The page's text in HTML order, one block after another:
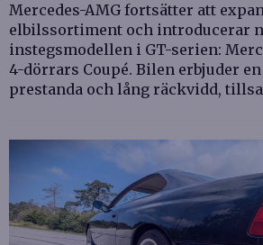
Mercedes-AMG fortsätter att
elbilssortiment och introducerar
instegsmodellen i GT-serien:
4-dörrars Coupé. Bilen erbjuder
prestanda och lång räckvidd,